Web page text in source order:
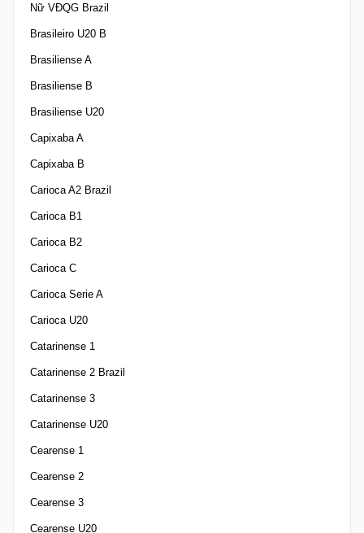
Nữ VĐQG Brazil
Brasileiro U20 B
Brasiliense A
Brasiliense B
Brasiliense U20
Capixaba A
Capixaba B
Carioca A2 Brazil
Carioca B1
Carioca B2
Carioca C
Carioca Serie A
Carioca U20
Catarinense 1
Catarinense 2 Brazil
Catarinense 3
Catarinense U20
Cearense 1
Cearense 2
Cearense 3
Cearense U20